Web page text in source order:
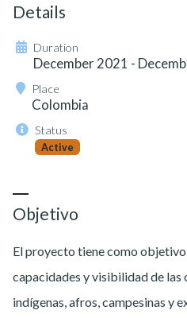
Objetivo
El proyecto tiene como
capacidades y visibilidad de las
indígenas, afros, campesinas y
Details
Duration
December 2021 -
Place
Colombia
Status
Active